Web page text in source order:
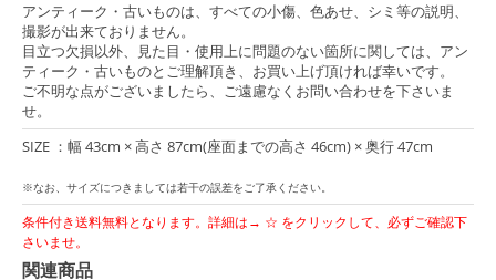
アンティーク・古いものは、すべての小傷、色あせ、シミ等の説明、
撮影が出来ておりません。
目立つ欠損以外、見た目・使用上に問題のない箇所に関しては、アン
ティーク・古いものとご理解頂き、お買い上げ頂ければ幸いです。
ご不明な点がございましたら、ご遠慮なくお問い合わせを下さいま
せ。
SIZE ：幅 43cm × 高さ 87cm(座面までの高さ 46cm) × 奥行 47cm
※なお、サイズにつきましては若干の誤差をご了承ください。
条件付き送料無料となります。詳細は→ ☆ をクリックして、必ずご確認下
さいませ。
関連商品